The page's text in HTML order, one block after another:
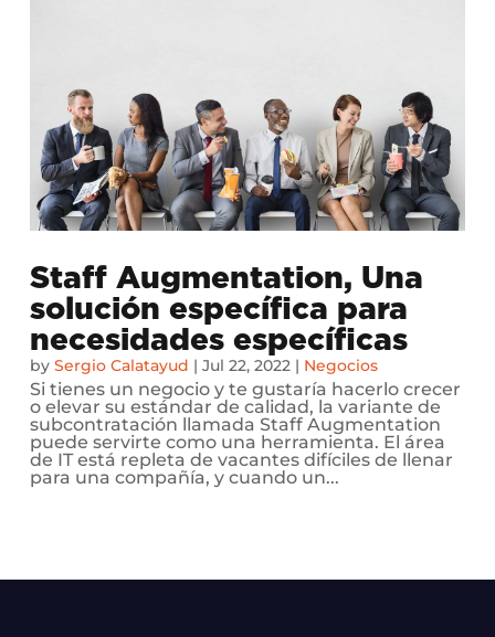
Staff Augmentation, Una
solución específica para
necesidades específicas
by Sergio Calatayud | Jul 22, 2022| Negocios
Si tienes un negocio y te gustaría hacerlo crecer
o elevar su estándar de calidad, la variante de
subcontratación llamada Staff Augmentation
puede servirte como una herramienta. El área
de IT está repleta de vacantes difíciles de llenar
para una compañía, y cuando un...